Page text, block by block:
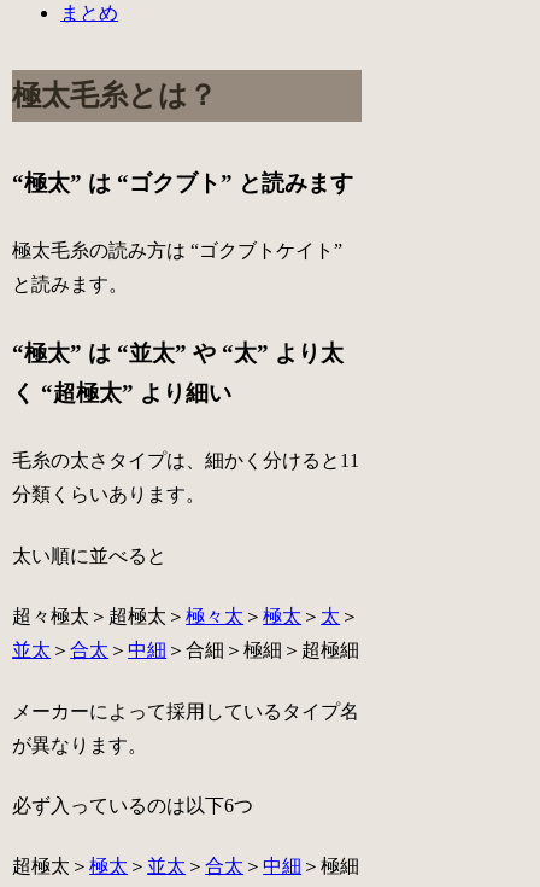
まとめ
極太毛糸とは？
“極太” は “ゴクブト” と読みます
極太毛糸の読み方は “ゴクブトケイト”
と読みます。
“極太” は “並太” や “太” より太
く “超極太” より細い
毛糸の太さタイプは、細かく分けると11
分類くらいあります。
太い順に並べると
超々極太＞超極太＞極々太 ＞極太 ＞ 太 ＞
並太 ＞合太 ＞中細 ＞合細＞極細＞超極細
メーカーによって採用しているタイプ名
が異なります。
必ず入っているのは以下6つ
超極太＞極太 ＞ 並太 ＞合太 ＞中細 ＞極細